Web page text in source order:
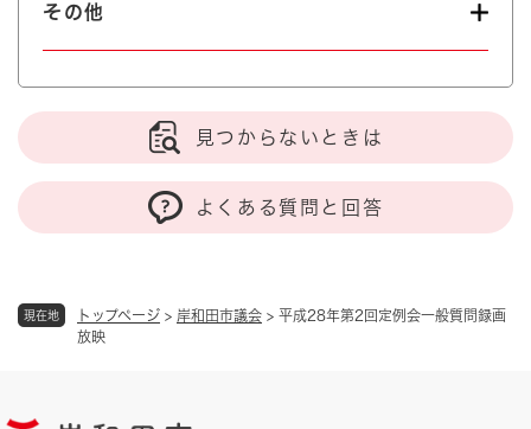
現在地 トップページ > 岸和田市議会 > 平成28年第2回定例会一般質問録画
放映
その他
見つからないときは
よくある質問と回答